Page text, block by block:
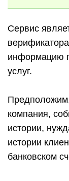
Сервис
информацию
услуг.
Предположим,
компания,
истории,
истории
банковском